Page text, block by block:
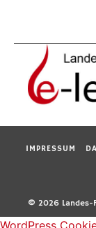
IMPRESSUM
© 2026 Landes-